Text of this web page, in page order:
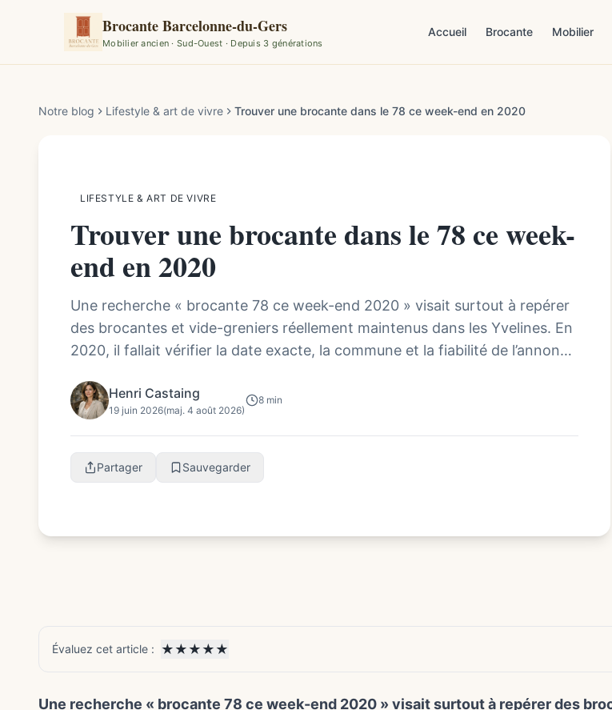
Brocante Barcelonne-du-Gers
Mobilier ancien · Sud-Ouest · Depuis 3 générations
Accueil Brocante Mobilier
Notre blog Lifestyle & art de vivre Trouver une brocante dans le 78 ce week-end en 2020
LIFESTYLE & ART DE VIVRE
Trouver une brocante dans le 78 ce week-
end en 2020
Une recherche « brocante 78 ce week-end 2020 » visait surtout à repérer
des brocantes et vide-greniers réellement maintenus dans les Yvelines. En
2020, il fallait vérifier la date exacte, la commune et la fiabilité de l’annonce
Henri Castaing
19 juin 2026(maj. 4 août 2026)
8 min
Partager Sauvegarder
Évaluez cet article : ★ ★ ★ ★ ★
Une recherche « brocante 78 ce week-end 2020 » visait surtout à repérer des